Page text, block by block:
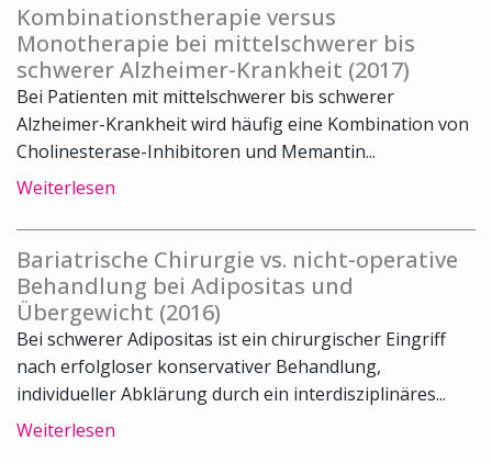
Kombinationstherapie versus
Monotherapie bei mittelschwerer bis
schwerer Alzheimer-Krankheit (2017)
Bei Patienten mit mittelschwerer bis schwerer
Alzheimer-Krankheit wird häufig eine Kombination von
Cholinesterase-Inhibitoren und Memantin...
Weiterlesen
Bariatrische Chirurgie vs. nicht-operative
Behandlung bei Adipositas und
Übergewicht (2016)
Bei schwerer Adipositas ist ein chirurgischer Eingriff
nach erfolgloser konservativer Behandlung,
individueller Abklärung durch ein interdisziplinäres...
Weiterlesen